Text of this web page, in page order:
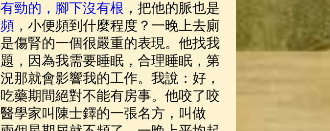
勁的，腳下沒有根 ，把他的脈也是
，小便頻到什麼程度？一晚上去廁
傷腎的一個很嚴重的表現。他找我
，因為我需要睡眠，合理睡眠，第
那就會影響我的工作。我說：好，
藥期間絕對不能有房事。他咬了咬
學家叫陳士鐸的一張名方，叫做